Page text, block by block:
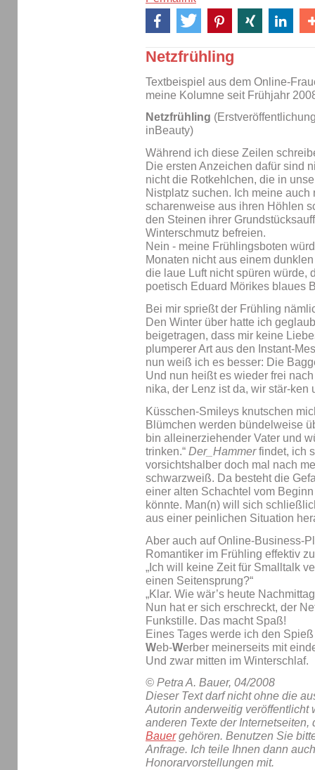
Netzfrühling
Textbeispiel aus dem Online-
meine Kolumne seit Frühjahr
Netzfrühling
inBeauty)
Während ich diese Zeilen
Die ersten Anzeichen dafür sind
nicht die Rotkehlchen, die in
Nistplatz suchen. Ich meine
scharenweise aus ihren Höhlen
den Steinen ihrer
Winterschmutz befreien.
Nein - meine Frühlingsboten
Monaten nicht aus einem
die laue Luft nicht spüren würde,
poetisch Eduard Mörikes blaues
Bei mir sprießt der Frühling
Den Winter über hatte ich
beigetragen, dass mir keine
plumperer Art aus den Instant-
nun weiß ich es besser: Die
Und nun heißt es wieder frei
nika, der Lenz ist da, wir stär-ken
Küsschen-Smileys knutschen
Blümchen werden bündelweise
bin alleinerziehender Vater und
trinken.“ Der_Hammerfindet, ich
vorsichtshalber doch mal nach
schwarzweiß. Da besteht die
einer alten Schachtel vom
könnte. Man(n) will sich
aus einer peinlichen Situation
Aber auch auf Online-Business-
Romantiker im Frühling effektiv
„Ich will keine Zeit für Smalltalk
einen Seitensprung?“
„Klar. Wie wär’s heute
Nun hat er sich erschreckt, der
Funkstille. Das macht Spaß!
Eines Tages werde ich den
Web-Werber meinerseits mit
Und zwar mitten im Winterschlaf.
© Petra A. Bauer, 04/2008
Dieser Text darf nicht ohne die
Autorin anderweitig veröffentlicht
anderen Texte der Internetseiten,
Bauergehören. Benutzen Sie
Anfrage. Ich teile Ihnen dann
Honorarvorstellungen mit.